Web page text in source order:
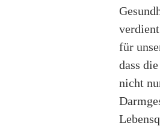
für
dass
nicht